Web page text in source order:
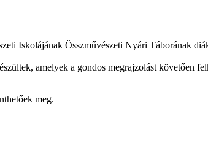
Iskolájának Összművészeti Nyári Táborának
amelyek a gondos megrajzolást követően
meg.